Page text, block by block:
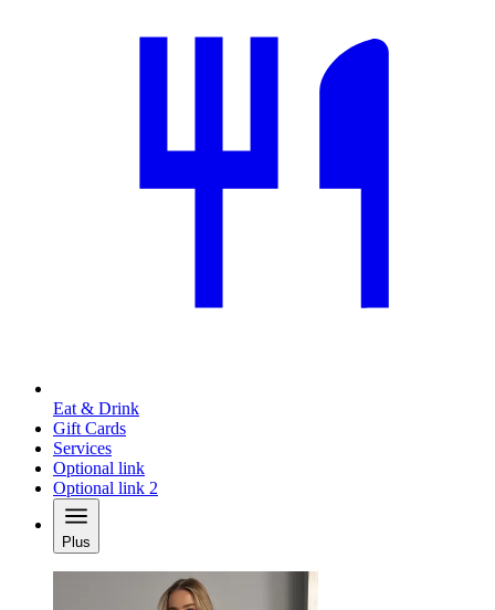
Eat & Drink
Gift Cards
Services
Optional link
Optional link 2
Plus